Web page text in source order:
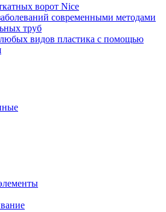
ворот Nice
современными методами
труб
видов пластика с помощью